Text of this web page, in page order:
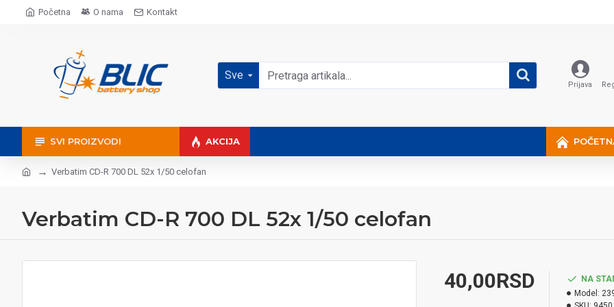
Početna O nama Kontakt
Sve
Prijava
SVI PROIZVODI AKCIJA
Verbatim CD-R 700 DL 52x 1/50 celofan
Verbatim CD-R 700 DL 52x 1/50 celofan
40,00RSD
NA
Model: